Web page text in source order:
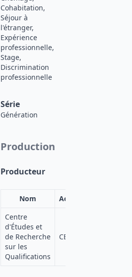
Cohabitation,
Séjour à
l'étranger,
Expérience
professionnelle,
Stage,
Discrimination
professionnelle
Série
Génération
Production
Producteur
Nom
Acronyme
Centre
d'Études et
de Recherche
sur les
Qualifications
CEREQ